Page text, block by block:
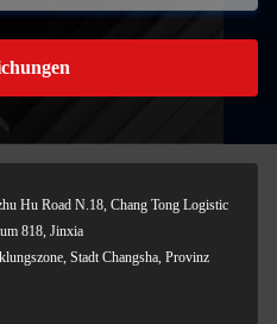
Hu Road N.18, Chang Tong Logistic
818, Jinxia
Stadt Changsha, Provinz